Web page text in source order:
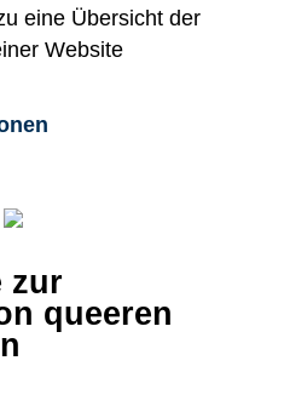
eine Übersicht der
Website
zur
queeren